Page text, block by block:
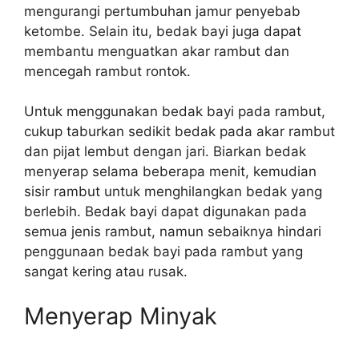
mengurangi pertumbuhan jamur penyebab
ketombe. Selain itu, bedak bayi juga dapat
membantu menguatkan akar rambut dan
mencegah rambut rontok.
Untuk menggunakan bedak bayi pada rambut,
cukup taburkan sedikit bedak pada akar rambut
dan pijat lembut dengan jari. Biarkan bedak
menyerap selama beberapa menit, kemudian
sisir rambut untuk menghilangkan bedak yang
berlebih. Bedak bayi dapat digunakan pada
semua jenis rambut, namun sebaiknya hindari
penggunaan bedak bayi pada rambut yang
sangat kering atau rusak.
Menyerap Minyak